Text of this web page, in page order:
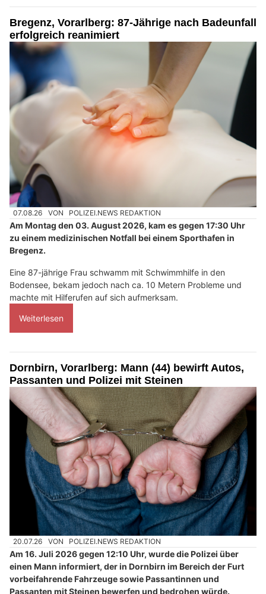
Bregenz, Vorarlberg: 87-Jährige nach Badeunfall
erfolgreich reanimiert
07.08.26 VON POLIZEI.NEWS REDAKTION
Am Montag den 03. August 2026, kam es gegen 17:30 Uhr
zu einem medizinischen Notfall bei einem Sporthafen in
Bregenz.
Eine 87-jährige Frau schwamm mit Schwimmhilfe in den
Bodensee, bekam jedoch nach ca. 10 Metern Probleme und
machte mit Hilferufen auf sich aufmerksam.
Weiterlesen
Dornbirn, Vorarlberg: Mann (44) bewirft Autos,
Passanten und Polizei mit Steinen
20.07.26 VON POLIZEI.NEWS REDAKTION
Am 16. Juli 2026 gegen 12:10 Uhr, wurde die Polizei über
einen Mann informiert, der in Dornbirn im Bereich der Furt
vorbeifahrende Fahrzeuge sowie Passantinnen und
Passanten mit Steinen bewerfen und bedrohen würde.